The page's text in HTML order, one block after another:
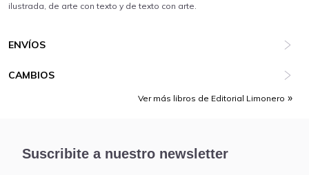
ilustrada, de arte con texto y de texto con arte.
ENVÍOS
CAMBIOS
Ver más libros de Editorial Limonero
Suscribite a nuestro newsletter